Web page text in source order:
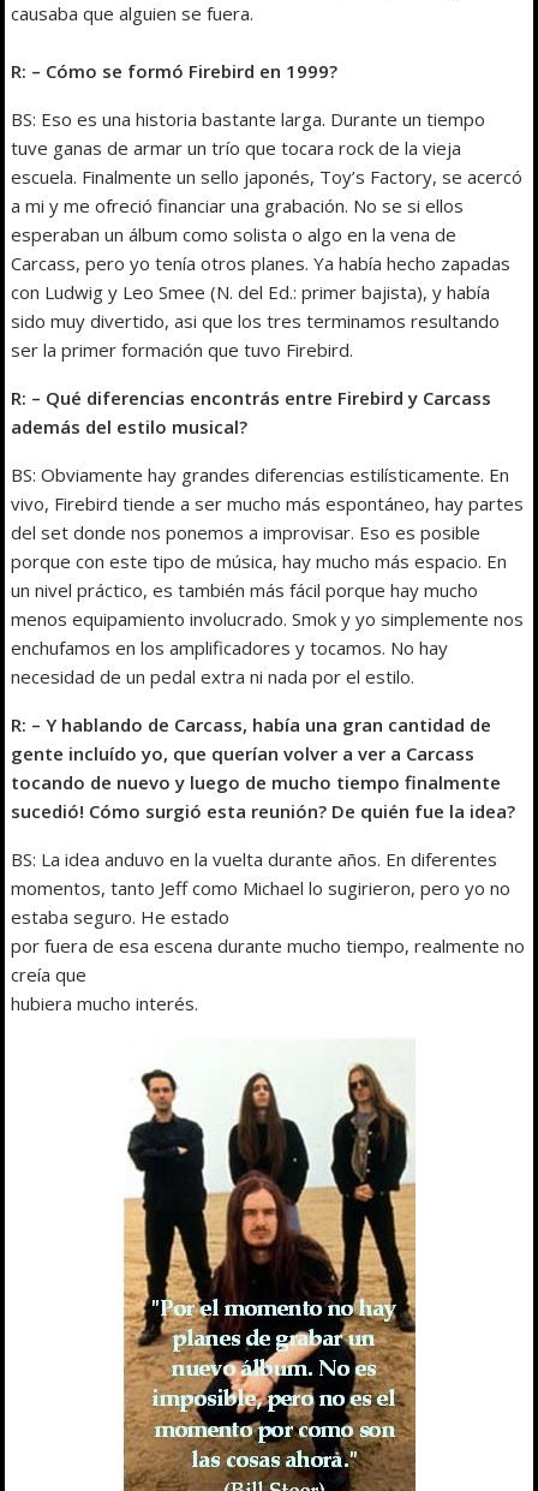
causaba que alguien se fuera.
R: – Cómo se formó Firebird en 1999?
BS: Eso es una historia bastante larga. Durante un tiempo
tuve ganas de armar un trío que tocara rock de la vieja
escuela. Finalmente un sello japonés, Toy’s Factory, se acercó
a mi y me ofreció financiar una grabación. No se si ellos
esperaban un álbum como solista o algo en la vena de
Carcass, pero yo tenía otros planes. Ya había hecho zapadas
con Ludwig y Leo Smee (N. del Ed.: primer bajista), y había
sido muy divertido, asi que los tres terminamos resultando
ser la primer formación que tuvo Firebird.
R: – Qué diferencias encontrás entre Firebird y Carcass
además del estilo musical?
BS: Obviamente hay grandes diferencias estilísticamente. En
vivo, Firebird tiende a ser mucho más espontáneo, hay partes
del set donde nos ponemos a improvisar. Eso es posible
porque con este tipo de música, hay mucho más espacio. En
un nivel práctico, es también más fácil porque hay mucho
menos equipamiento involucrado. Smok y yo simplemente nos
enchufamos en los amplificadores y tocamos. No hay
necesidad de un pedal extra ni nada por el estilo.
R: – Y hablando de Carcass, había una gran cantidad de
gente incluído yo, que querían volver a ver a Carcass
tocando de nuevo y luego de mucho tiempo finalmente
sucedió! Cómo surgió esta reunión? De quién fue la idea?
BS: La idea anduvo en la vuelta durante años. En diferentes
momentos, tanto Jeff como Michael lo sugirieron, pero yo no
estaba seguro. He estado
por fuera de esa escena durante mucho tiempo, realmente no
creía que
hubiera mucho interés.